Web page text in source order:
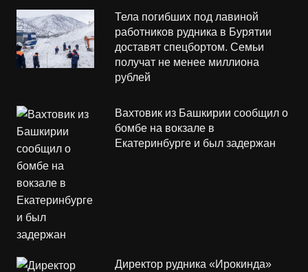
Тела погибших под лавиной
работников рудника в Бурятии
доставят спецбортом. Семьи
получат не менее миллиона
рублей
Вахтовик из Башкирии сообщил о
бомбе на вокзале в
Екатеринбурге и был задержан
Директор рудника «Ирокинда»